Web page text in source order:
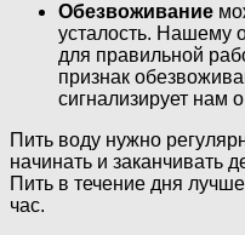
Обезвоживание
усталость. Нашему
для правильной
признак
сигнализирует нам
Пить воду нужно
начинать и заканчивать
Пить в течение дня
час.